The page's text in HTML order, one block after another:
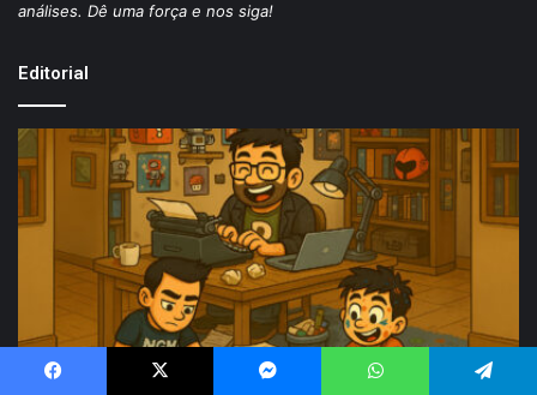
análises. Dê uma força e nos siga!
Editorial